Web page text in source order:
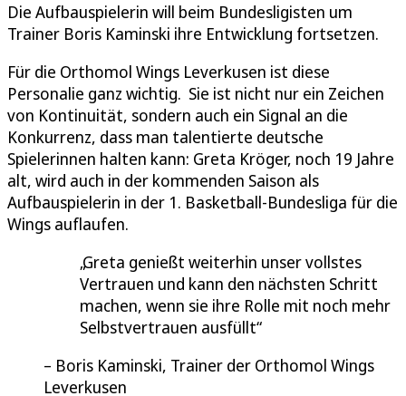
Die Aufbauspielerin will beim Bundesligisten um
Trainer Boris Kaminski ihre Entwicklung fortsetzen.
Für die Orthomol Wings Leverkusen ist diese
Personalie ganz wichtig. Sie ist nicht nur ein Zeichen
von Kontinuität, sondern auch ein Signal an die
Konkurrenz, dass man talentierte deutsche
Spielerinnen halten kann: Greta Kröger, noch 19 Jahre
alt, wird auch in der kommenden Saison als
Aufbauspielerin in der 1. Basketball-Bundesliga für die
Wings auflaufen.
Greta genießt weiterhin unser vollstes
Vertrauen und kann den nächsten Schritt
machen, wenn sie ihre Rolle mit noch mehr
Selbstvertrauen ausfüllt
Boris Kaminski, Trainer der Orthomol Wings
Leverkusen